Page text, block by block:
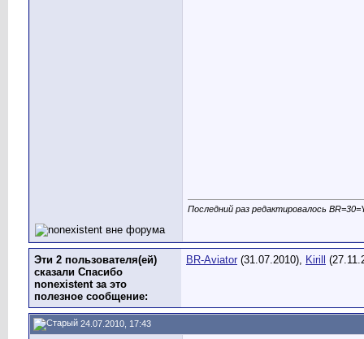
Последний раз редактировалось
Эти 2 пользователя(ей)
сказали Спасибо
nonexistent за это
полезное сообщение:
BR-Aviator (31.07.2010), Kirill
24.07.2010, 17:43